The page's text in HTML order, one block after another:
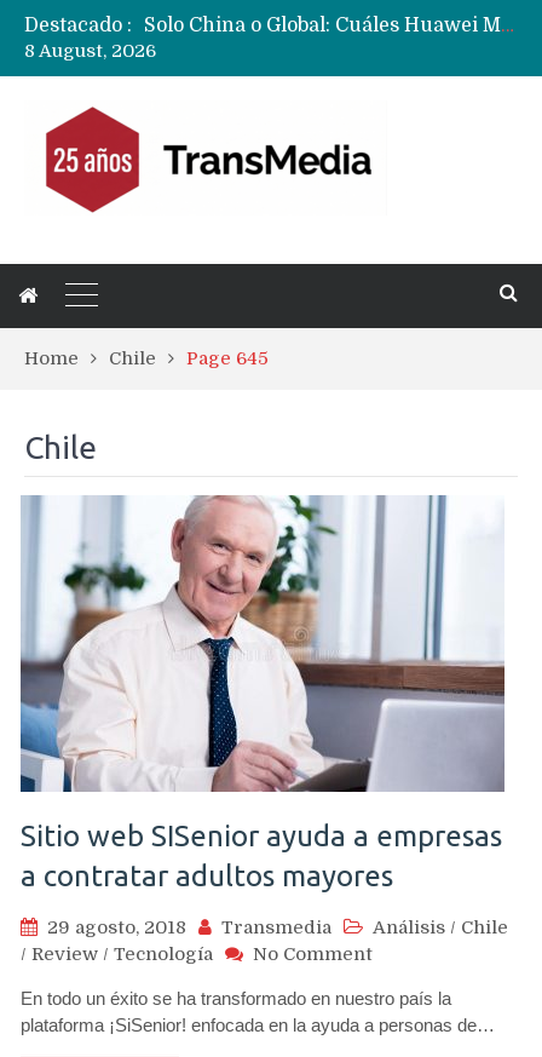
Destacado :
Data Centers de Huawei en Chile, México, Brasil,Perú y Argentina podrían verse afectados por arremetida de EE.UU
8 August, 2026
Home Chile Page 645
Chile
Sitio web SISenior ayuda a empresas
a contratar adultos mayores
29 agosto, 2018 Transmedia Análisis / Chile
/ Review / Tecnología No Commenton
web
SISenior
En todo un éxito se ha transformado en nuestro país la
plataforma ¡SiSenior! enfocada en la ayuda a personas de…